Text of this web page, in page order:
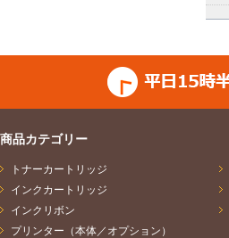
商品カテゴリー
トナーカートリッジ
インクカートリッジ
インクリボン
プリンター（本体／オプション）